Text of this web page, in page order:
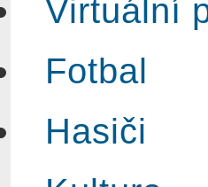
Virtuální
Fotbal
Hasiči